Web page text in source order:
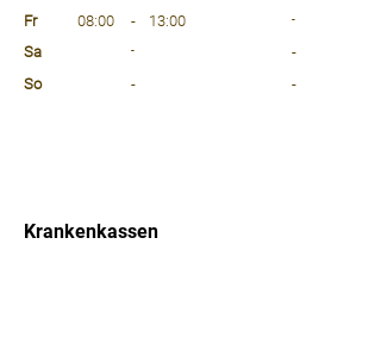
Fr 08:00 - 13:00 -
Sa -
-
So
-
-
Krankenkassen